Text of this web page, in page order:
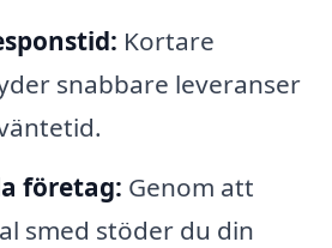
Kortare
snabbare leveranser
företag: Genom att
smed stöder du din